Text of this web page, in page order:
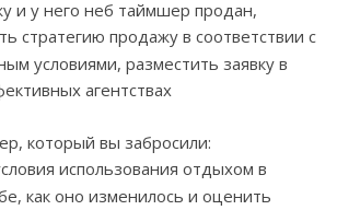
и у него неб таймшер продан,
стратегию продажу в соответствии с
условиями, разместить заявку в
агентствах
который вы забросили:
использования отдыхом в
как оно изменилось и оценить